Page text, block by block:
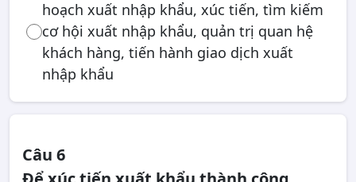
hoạch xuất nhập khẩu, xúc tiến, tìm kiếm
cơ hội xuất nhập khẩu, quản trị quan hệ
khách hàng, tiến hành giao dịch xuất
nhập khẩu
Câu 6